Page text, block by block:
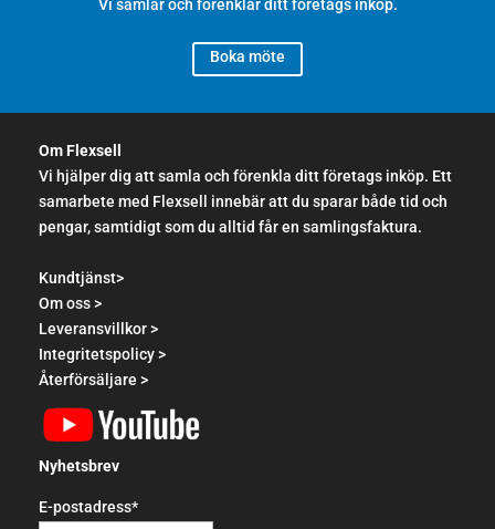
Vi samlar och förenklar ditt företags inköp.
Boka möte
Om Flexsell
Vi hjälper dig att samla och förenkla ditt företags inköp. Ett
samarbete med Flexsell innebär att du sparar både tid och
pengar, samtidigt som du alltid får en samlingsfaktura.
Kundtjänst>
Om oss >
Leveransvillkor >
Integritetspolicy >
Återförsäljare >
Nyhetsbrev
E-postadress*